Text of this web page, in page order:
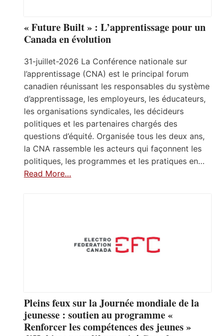
« Future Built » : L’apprentissage pour un
Canada en évolution
31-juillet-2026 La Conférence nationale sur
l’apprentissage (CNA) est le principal forum
canadien réunissant les responsables du système
d’apprentissage, les employeurs, les éducateurs,
les organisations syndicales, les décideurs
politiques et les partenaires chargés des
questions d’équité. Organisée tous les deux ans,
la CNA rassemble les acteurs qui façonnent les
politiques, les programmes et les pratiques en…
Read More…
Pleins feux sur la Journée mondiale de la
jeunesse : soutien au programme «
Renforcer les compétences des jeunes »